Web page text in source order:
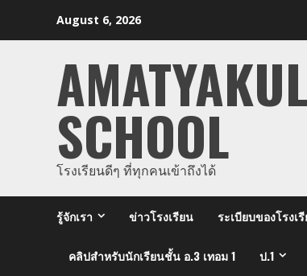
August 6, 2026
AMATYAKUL
SCHOOL
โรงเรียนดีๆ ที่ทุกคนเข้าถึงได้
รู้จักเรา ข่าวโรงเรียน ระเบียบของโรงเ
คลิปสำหรับนักเรียนชั้น อ.3 เทอม 1 ป.1